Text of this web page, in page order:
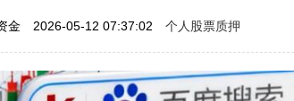
金 2026-05-12 07:37:02 个人股票质押